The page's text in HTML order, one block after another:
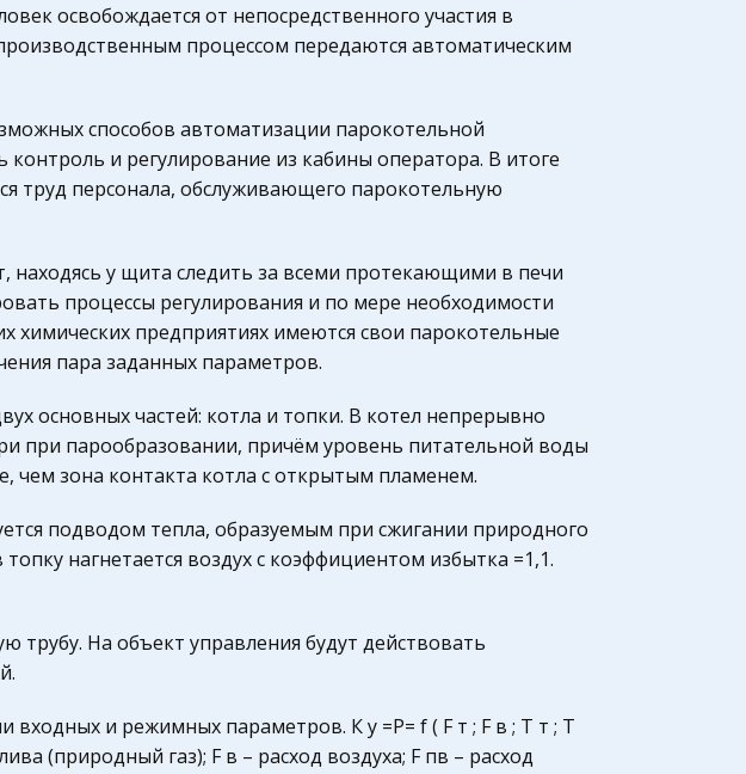
освобождается от непосредственного участия в
процессом передаются автоматическим
способов автоматизации парокотельной
контроль и регулирование из кабины оператора. В итоге
труд персонала, обслуживающего парокотельную
находясь у щита следить за всеми протекающими в печи
процессы регулирования и по мере необходимости
химических предприятиях имеются свои парокотельные
пара заданных параметров.
основных частей: котла и топки. В котел непрерывно
при парообразовании, причём уровень питательной воды
чем зона контакта котла с открытым пламенем.
подводом тепла, образуемым при сжигании природного
нагнетается воздух с коэффициентом избытка =1,1.
трубу. На объект управления будут действовать
и режимных параметров. К у =Р= f ( F т ; F в ; Т т ; Т
(природный газ); F в – расход воздуха; F пв – расход